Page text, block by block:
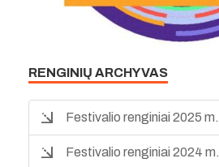
RENGINIŲ ARCHYVAS
Festivalio renginiai 2025 m.
Festivalio renginiai 2024 m.